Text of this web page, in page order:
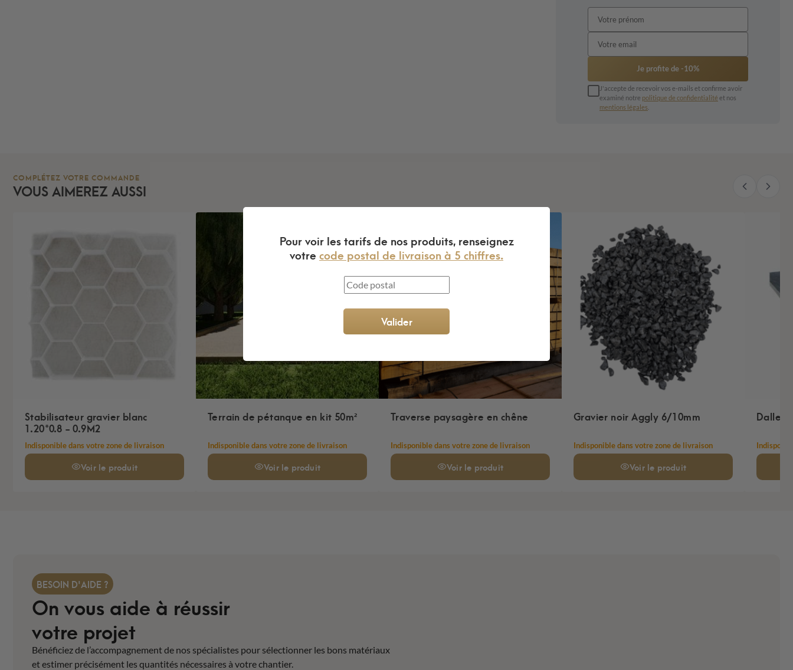
Je profite de -10%
J'accepte de recevoir vos e-mails et confirme avoir
examiné notre politique de confidentialité et nos
mentions légales
COMPLÉTEZ VOTRE COMMANDE
VOUS AIMEREZ AUSSI
Stabilisateur gravier blanc
1.20*0.8 - 0.9M2
Indisponible dans votre zone de livraison
Voirle produit
Terrain de pétanque en kit 50m²
Indisponible dans votre zone de livraison
Voirle produit
Traverse paysagère en chêne
Indisponible dans votre zone de livraison
Voirle produit
Gravier noir Aggly 6/10mm
Indisponible dans votre zone de livraison
Voirle produit
Dalle
BESOIN D'AIDE ?
On vous aide à réussir
votre projet
Bénéficiez de l’accompagnement de nos spécialistes pour sélectionner les bons matériaux
et estimer précisément les quantités nécessaires à votre chantier.
Pour voir les tarifs de nos produits, renseignez
votre code postal de livraison à 5 chiffres.
Valider